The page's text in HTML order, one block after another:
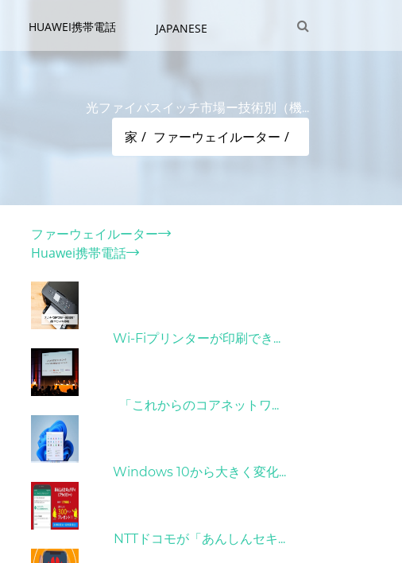
HUAWEI携帯電話 JAPANESE
光ファイバスイッチ市場ー技術別（機...
家 ファーウェイルーター
ファーウェイルーター
Huawei携帯電話
Wi-Fiプリンターが印刷でき...
「これからのコアネットワ...
Windows 10から大きく変化...
NTTドコモが「あんしんセキ...